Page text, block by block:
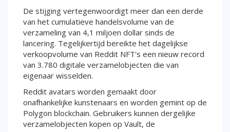
De stijging vertegenwoordigt meer dan een derde
van het cumulatieve handelsvolume van de
verzameling van 4,1 miljoen dollar sinds de
lancering. Tegelijkertijd bereikte het dagelijkse
verkoopvolume van Reddit NFT's een nieuw record
van 3.780 digitale verzamelobjecten die van
eigenaar wisselden.
Reddit avatars worden gemaakt door
onafhankelijke kunstenaars en worden gemint op de
Polygon blockchain. Gebruikers kunnen dergelijke
verzamelobjecten kopen op Vault, de